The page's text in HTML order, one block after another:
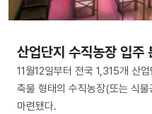
산업단지 수직농장 입주
11월12일부터 전국 1,315개 산
축물 형태의 수직농장(또는 식
마련됐다.